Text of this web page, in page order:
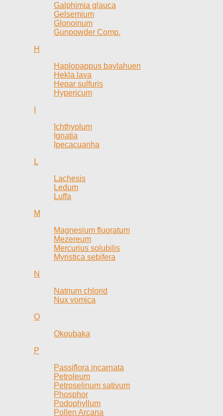
Galphimia glauca
Gelsemium
Glonoinum
Gunpowder Comp.
H
Haplopappus baylahuen
Hekla lava
Hepar sulfuris
Hypericum
Ichthyolum
Ignatia
Ipecacuanha
L
Lachesis
Ledum
Luffa
M
Magnesium fluoratum
Mezereum
Mercurius solubilis
Myristica sebifera
N
Natrium chlorid
Nux vomica
O
Okoubaka
P
Passiflora incarnata
Petroleum
Petroselinum sativum
Phosphor
Podophyllum
Pollen Arcana